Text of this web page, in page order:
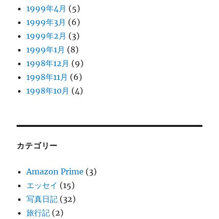
1999年4月 (5)
1999年3月 (6)
1999年2月 (3)
1999年1月 (8)
1998年12月 (9)
1998年11月 (6)
1998年10月 (4)
カテゴリー
Amazon Prime (3)
エッセイ (15)
写真日記 (32)
旅行記 (2)